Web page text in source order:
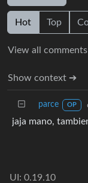
Hot Top
View all
Show context ➔
parce OP
jaja mano,
UI: 0.19.10